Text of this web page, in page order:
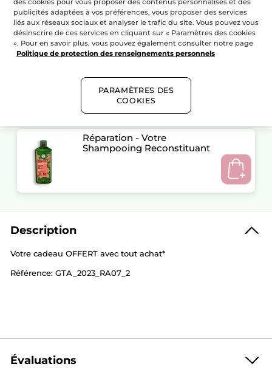
isotherme
Désincrustant au Charbon
Végétal
Réparation - Votre
Shampooing Reconstituant
Description
Votre cadeau OFFERT avec tout achat*
Référence: GTA_2023_RA07_2
Évaluations
des cookies pour vous proposer des contenus personnalisés et des
publicités adaptées à vos préférences, vous proposer des services
liés aux réseaux sociaux et analyser le trafic du site. Vous pouvez vous
désinscrire de ces services en cliquant sur « Paramètres des cookies
». Pour en savoir plus, vous pouvez également consulter notre page
Politique de protection des renseignements personnels
PARAMÈTRES DES
COOKIES